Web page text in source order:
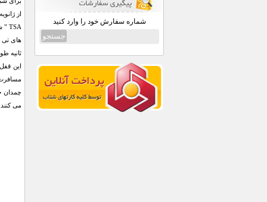
شماره سفارش خود را وارد کنید
این
چمدان
می